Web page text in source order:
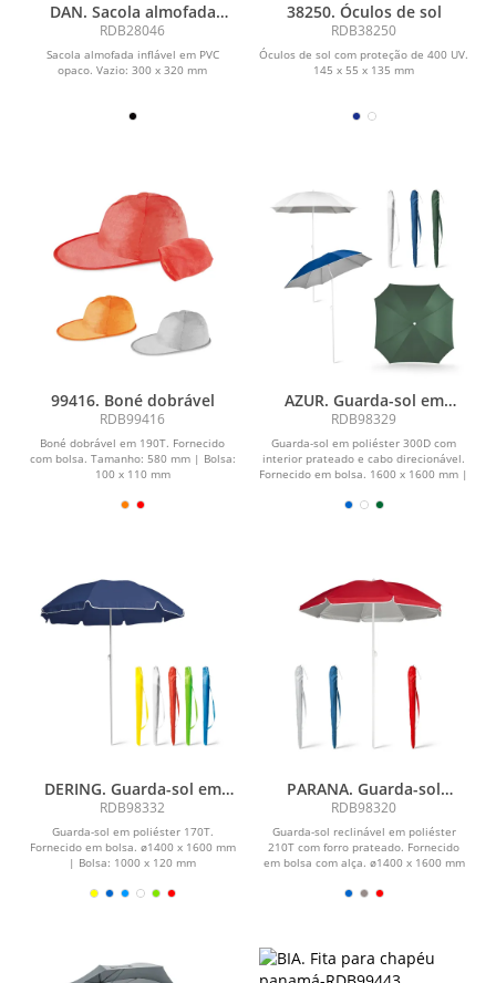
DAN. Sacola almofada
inflável
RDB28046
Sacola almofada inflável em PVC
opaco. Vazio: 300 x 320 mm
38250. Óculos de sol
RDB38250
Óculos de sol com proteção de 400 UV.
145 x 55 x 135 mm
99416. Boné dobrável
RDB99416
Boné dobrável em 190T. Fornecido
com bolsa. Tamanho: 580 mm | Bolsa:
100 x 110 mm
AZUR. Guarda-sol em
poliéster 300D
RDB98329
Guarda-sol em poliéster 300D com
interior prateado e cabo direcionável.
Fornecido em bolsa. 1600 x 1600 mm |
DERING. Guarda-sol em
poliéster 170T
RDB98332
Guarda-sol em poliéster 170T.
Fornecido em bolsa. ø1400 x 1600 mm
| Bolsa: 1000 x 120 mm
PARANA. Guarda-sol
reclinável em 210T com
forro prateado
RDB98320
Guarda-sol reclinável em poliéster
210T com forro prateado. Fornecido
em bolsa com alça. ø1400 x 1600 mm